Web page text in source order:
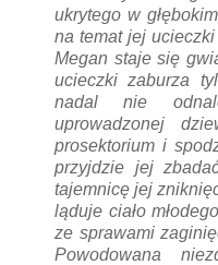
ukrytego w
na temat jej
Megan staje się
ucieczki zaburza
nadal nie
uprowadzonej
prosektorium i
przyjdzie jej
tajemnicę jej
ląduje ciało
ze sprawami
Powodowana